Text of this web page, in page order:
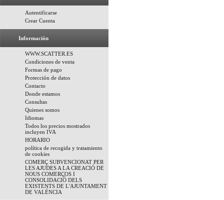
Autentificarse
Crear Cuenta
Información
WWW.SCATTER.ES
Condiciones de venta
Formas de pago
Protección de datos
Contacto
Donde estamos
Consultas
Quienes somos
Idiomas
Todos los precios mostrados
incluyen IVA
HORARIO
política de recogida y tratamiento
de cookies
COMERÇ SUBVENCIONAT PER
LES AJUDES A LA CREACIÓ DE
NOUS COMERÇOS I
CONSOLIDACIÓ DELS
EXISTENTS DE L'AJUNTAMENT
DE VALÉNCIA